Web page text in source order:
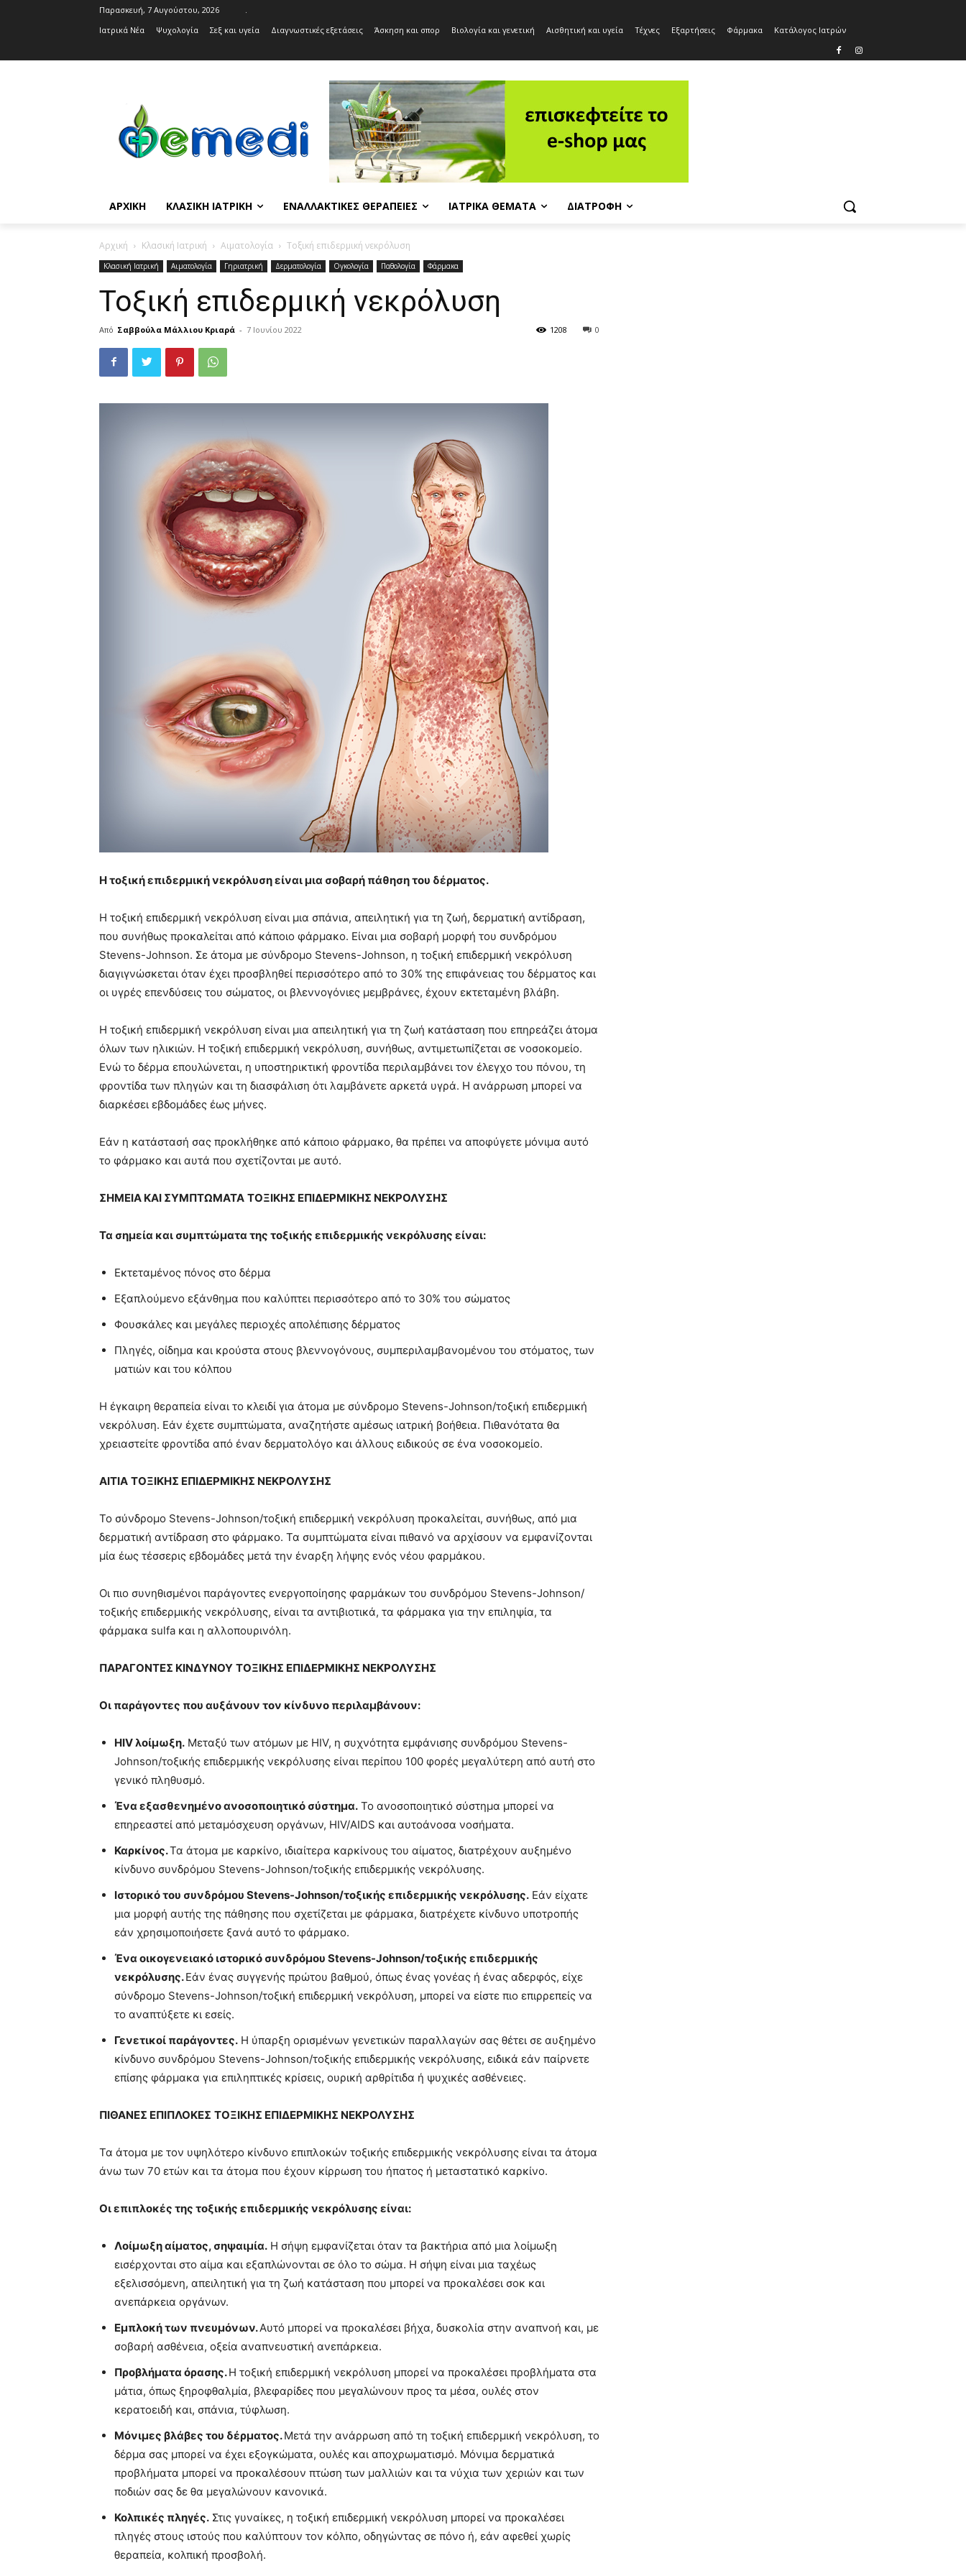
Παρασκευή, 7 Αυγούστου, 2026
.
Ιατρικά Νέα
Ψυχολογία Σεξ και υγεία Διαγνωστικές εξετάσεις Άσκηση και σπορ Βιολογία και γενετική Αισθητική και υγεία Τέχνες Εξαρτήσεις Φάρμακα Κατάλογος Ιατρών
ΑΡΧΙΚΉ ΚΛΑΣΙΚΉ ΙΑΤΡΙΚΉ ΕΝΑΛΛΑΚΤΙΚΈΣ ΘΕΡΑΠΕΊΕΣ ΙΑΤΡΙΚΆ ΘΈΜΑΤΑ ΔΙΑΤΡΟΦΉ
Αρχική Κλασική Ιατρική Αιματολογία Τοξική επιδερμική νεκρόλυση
Κλασική Ιατρική Αιματολογία Γηριατρική Δερματολογία Ογκολογία Παθολογία Φάρμακα
Τοξική επιδερμική νεκρόλυση
Από Σαββούλα Μάλλιου Κριαρά - 7 Ιουνίου 2022 0
1208
Η τοξική επιδερμική νεκρόλυση είναι μια σοβαρή πάθηση του δέρματος.
Η τοξική επιδερμική νεκρόλυση είναι μια σπάνια, απειλητική για τη ζωή, δερματική αντίδραση,
που συνήθως προκαλείται από κάποιο φάρμακο. Είναι μια σοβαρή μορφή του συνδρόμου
Stevens-Johnson. Σε άτομα με σύνδρομο Stevens-Johnson, η τοξική επιδερμική νεκρόλυση
διαγιγνώσκεται όταν έχει προσβληθεί περισσότερο από το 30% της επιφάνειας του δέρματος και
οι υγρές επενδύσεις του σώματος, οι βλεννογόνιες μεμβράνες, έχουν εκτεταμένη βλάβη.
Η τοξική επιδερμική νεκρόλυση είναι μια απειλητική για τη ζωή κατάσταση που επηρεάζει άτομα
όλων των ηλικιών. Η τοξική επιδερμική νεκρόλυση, συνήθως, αντιμετωπίζεται σε νοσοκομείο.
Ενώ το δέρμα επουλώνεται, η υποστηρικτική φροντίδα περιλαμβάνει τον έλεγχο του πόνου, τη
φροντίδα των πληγών και τη διασφάλιση ότι λαμβάνετε αρκετά υγρά. Η ανάρρωση μπορεί να
διαρκέσει εβδομάδες έως μήνες.
Εάν η κατάστασή σας προκλήθηκε από κάποιο φάρμακο, θα πρέπει να αποφύγετε μόνιμα αυτό
το φάρμακο και αυτά που σχετίζονται με αυτό.
ΣΗΜΕΙΑ ΚΑΙ ΣΥΜΠΤΩΜΑΤΑ ΤΟΞΙΚΗΣ ΕΠΙΔΕΡΜΙΚΗΣ ΝΕΚΡΟΛΥΣΗΣ
Τα σημεία και συμπτώματα της τοξικής επιδερμικής νεκρόλυσης είναι:
Εκτεταμένος πόνος στο δέρμα
Εξαπλούμενο εξάνθημα που καλύπτει περισσότερο από το 30% του σώματος
Φουσκάλες και μεγάλες περιοχές απολέπισης δέρματος
Πληγές, οίδημα και κρούστα στους βλεννογόνους, συμπεριλαμβανομένου του στόματος, των
ματιών και του κόλπου
Η έγκαιρη θεραπεία είναι το κλειδί για άτομα με σύνδρομο Stevens-Johnson/τοξική επιδερμική
νεκρόλυση. Εάν έχετε συμπτώματα, αναζητήστε αμέσως ιατρική βοήθεια. Πιθανότατα θα
χρειαστείτε φροντίδα από έναν δερματολόγο και άλλους ειδικούς σε ένα νοσοκομείο.
ΑΙΤΙΑ ΤΟΞΙΚΗΣ ΕΠΙΔΕΡΜΙΚΗΣ ΝΕΚΡΟΛΥΣΗΣ
Το σύνδρομο Stevens-Johnson/τοξική επιδερμική νεκρόλυση προκαλείται, συνήθως, από μια
δερματική αντίδραση στο φάρμακο. Τα συμπτώματα είναι πιθανό να αρχίσουν να εμφανίζονται
μία έως τέσσερις εβδομάδες μετά την έναρξη λήψης ενός νέου φαρμάκου.
Οι πιο συνηθισμένοι παράγοντες ενεργοποίησης φαρμάκων του συνδρόμου Stevens-Johnson/
τοξικής επιδερμικής νεκρόλυσης, είναι τα αντιβιοτικά, τα φάρμακα για την επιληψία, τα
φάρμακα sulfa και η αλλοπουρινόλη.
ΠΑΡΑΓΟΝΤΕΣ ΚΙΝΔΥΝΟΥ ΤΟΞΙΚΗΣ ΕΠΙΔΕΡΜΙΚΗΣ ΝΕΚΡΟΛΥΣΗΣ
Οι παράγοντες που αυξάνουν τον κίνδυνο περιλαμβάνουν:
HIV λοίμωξη. Μεταξύ των ατόμων με HIV, η συχνότητα εμφάνισης συνδρόμου Stevens-
Johnson/τοξικής επιδερμικής νεκρόλυσης είναι περίπου 100 φορές μεγαλύτερη από αυτή στο
γενικό πληθυσμό.
Ένα εξασθενημένο ανοσοποιητικό σύστημα. Το ανοσοποιητικό σύστημα μπορεί να
επηρεαστεί από μεταμόσχευση οργάνων, HIV/AIDS και αυτοάνοσα νοσήματα.
Καρκίνος.Τα άτομα με καρκίνο, ιδιαίτερα καρκίνους του αίματος, διατρέχουν αυξημένο
κίνδυνο συνδρόμου Stevens-Johnson/τοξικής επιδερμικής νεκρόλυσης.
Ιστορικό του συνδρόμου Stevens-Johnson/τοξικής επιδερμικής νεκρόλυσης. Εάν είχατε
μια μορφή αυτής της πάθησης που σχετίζεται με φάρμακα, διατρέχετε κίνδυνο υποτροπής
εάν χρησιμοποιήσετε ξανά αυτό το φάρμακο.
Ένα οικογενειακό ιστορικό συνδρόμου Stevens-Johnson/τοξικής επιδερμικής
νεκρόλυσης.Εάν ένας συγγενής πρώτου βαθμού, όπως ένας γονέας ή ένας αδερφός, είχε
σύνδρομο Stevens-Johnson/τοξική επιδερμική νεκρόλυση, μπορεί να είστε πιο επιρρεπείς να
το αναπτύξετε κι εσείς.
Γενετικοί παράγοντες. Η ύπαρξη ορισμένων γενετικών παραλλαγών σας θέτει σε αυξημένο
κίνδυνο συνδρόμου Stevens-Johnson/τοξικής επιδερμικής νεκρόλυσης, ειδικά εάν παίρνετε
επίσης φάρμακα για επιληπτικές κρίσεις, ουρική αρθρίτιδα ή ψυχικές ασθένειες.
ΠΙΘΑΝΕΣ ΕΠΙΠΛΟΚΕΣ ΤΟΞΙΚΗΣ ΕΠΙΔΕΡΜΙΚΗΣ ΝΕΚΡΟΛΥΣΗΣ
Τα άτομα με τον υψηλότερο κίνδυνο επιπλοκών τοξικής επιδερμικής νεκρόλυσης είναι τα άτομα
άνω των 70 ετών και τα άτομα που έχουν κίρρωση του ήπατος ή μεταστατικό καρκίνο.
Οι επιπλοκές της τοξικής επιδερμικής νεκρόλυσης είναι:
Λοίμωξη αίματος, σηψαιμία. Η σήψη εμφανίζεται όταν τα βακτήρια από μια λοίμωξη
εισέρχονται στο αίμα και εξαπλώνονται σε όλο το σώμα. Η σήψη είναι μια ταχέως
εξελισσόμενη, απειλητική για τη ζωή κατάσταση που μπορεί να προκαλέσει σοκ και
ανεπάρκεια οργάνων.
Εμπλοκή των πνευμόνων.Αυτό μπορεί να προκαλέσει βήχα, δυσκολία στην αναπνοή και, με
σοβαρή ασθένεια, οξεία αναπνευστική ανεπάρκεια.
Προβλήματα όρασης.Η τοξική επιδερμική νεκρόλυση μπορεί να προκαλέσει προβλήματα στα
μάτια, όπως ξηροφθαλμία, βλεφαρίδες που μεγαλώνουν προς τα μέσα, ουλές στον
κερατοειδή και, σπάνια, τύφλωση.
Μόνιμες βλάβες του δέρματος.Μετά την ανάρρωση από τη τοξική επιδερμική νεκρόλυση, το
δέρμα σας μπορεί να έχει εξογκώματα, ουλές και αποχρωματισμό. Μόνιμα δερματικά
προβλήματα μπορεί να προκαλέσουν πτώση των μαλλιών και τα νύχια των χεριών και των
ποδιών σας δε θα μεγαλώνουν κανονικά.
Κολπικές πληγές. Στις γυναίκες, η τοξική επιδερμική νεκρόλυση μπορεί να προκαλέσει
πληγές στους ιστούς που καλύπτουν τον κόλπο, οδηγώντας σε πόνο ή, εάν αφεθεί χωρίς
θεραπεία, κολπική προσβολή.